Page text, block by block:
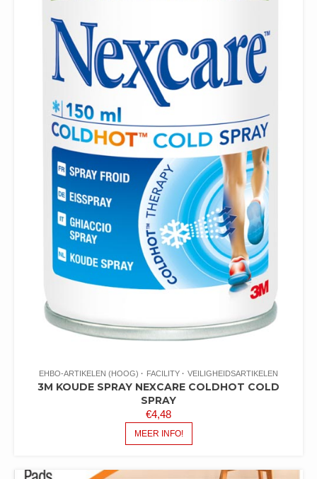
EHBO-ARTIKELEN (HOOG) FACILITY VEILIGHEIDSARTIKELEN
3M KOUDE SPRAY NEXCARE COLDHOT COLD
SPRAY
€4,48
MEER INFO!